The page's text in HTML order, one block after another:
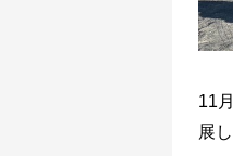
11
展